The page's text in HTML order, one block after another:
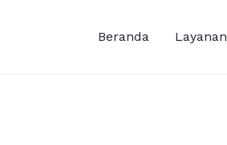
Beranda Layanan